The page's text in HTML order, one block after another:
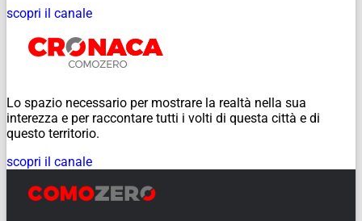
scopri il canale
Lo spazio necessario per mostrare la realtà nella sua
interezza e per raccontare tutti i volti di questa città e di
questo territorio.
scopri il canale